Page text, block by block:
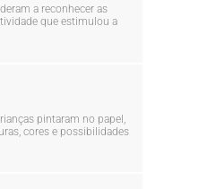
a reconhecer as
que estimulou a
pintaram no papel,
cores e possibilidades